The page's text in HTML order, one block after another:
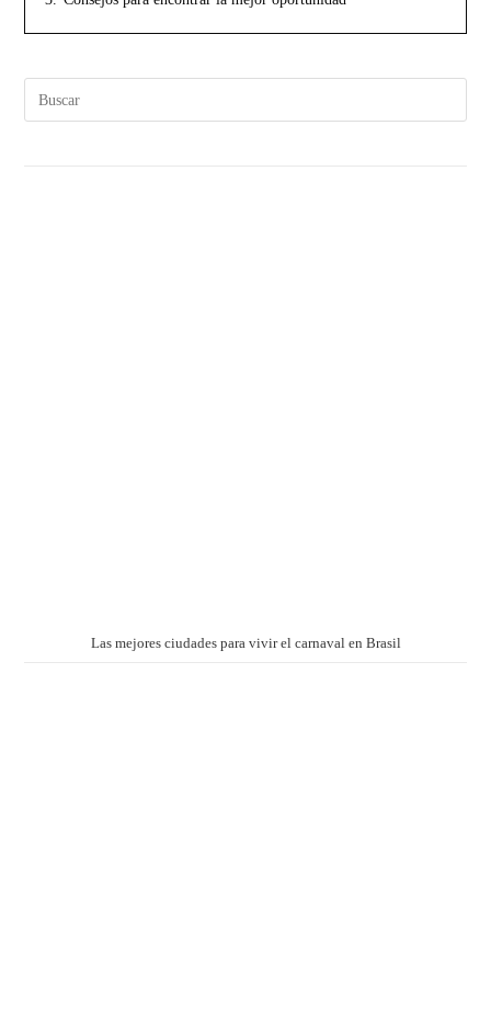
Las mejores ciudades para vivir el carnaval en Brasil